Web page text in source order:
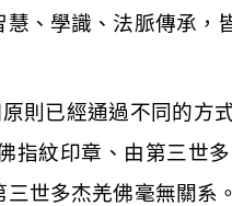
、學識、法脈傳承
則已經通過不同的方
指紋印章、由第三世
世多杰羌佛毫無關